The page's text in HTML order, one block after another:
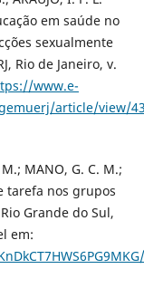
em saúde no
sexualmente
Rio de Janeiro, v.
www.e-
article/view/
M.; MANO, G. C. M.;
tarefa nos grupos
Grande do Sul,
em: